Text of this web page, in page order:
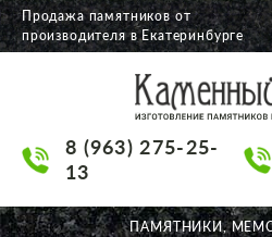
О КОМПАНИИ
НАШИ РАБОТЫ
АКЦИИ
Продажа памятников от
производителя в Екатеринбурге
8 (963) 275-25-
13
ПАМЯТНИКИ,